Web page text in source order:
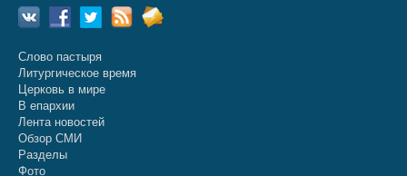
Слово пастыря
Литургическое время
Церковь в мире
В епархии
Лента новостей
Обзор СМИ
Разделы
Фото